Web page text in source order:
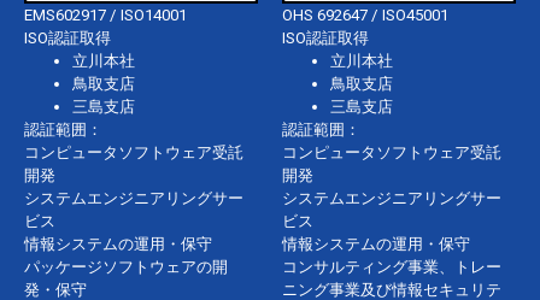
EMS602917 / ISO14001
ISO認証取得
立川本社
鳥取支店
三島支店
認証範囲：
コンピュータソフトウェア受託
開発
システムエンジニアリングサー
ビス
情報システムの運用・保守
パッケージソフトウェアの開
発・保守
OHS 692647 / ISO45001
ISO認証取得
立川本社
鳥取支店
三島支店
認証範囲：
コンピュータソフトウェア受託
開発
システムエンジニアリングサー
ビス
情報システムの運用・保守
コンサルティング事業、トレー
ニング事業及び情報セキュリテ